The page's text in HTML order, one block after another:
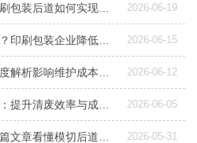
2026-06-19
2026-06-15
2026-06-12
2026-06-05
2026-05-31